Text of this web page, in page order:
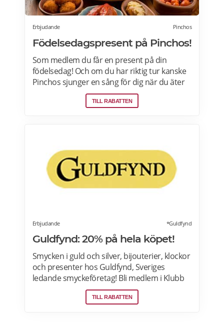
Erbjudande Pinchos
Födelsedagspresent på Pinchos!
Som medlem du får en present på din
födelsedag! Och om du har riktig tur kanske
Pinchos sjunger en sång för dig när du äter
middag hos Pinchos. Din present finns
tillgänglig i appen två veckor före din
TILL RABATTEN
Erbjudande *Guldfynd
Guldfynd: 20% på hela köpet!
Smycken i guld och silver, bijouterier, klockor
och presenter hos Guldfynd, Sveriges
ledande smyckeföretag! Bli medlem i Klubb
Guldfynd och få 15% rabatt på ditt första köp
online. Läs mer om Gulfynds erbjudanden
TILL RABATTEN